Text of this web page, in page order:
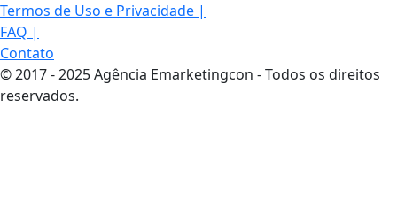
Termos de Uso e Privacidade |
FAQ |
Contato
© 2017 - 2025 Agência Emarketingcon - Todos os direitos
reservados.